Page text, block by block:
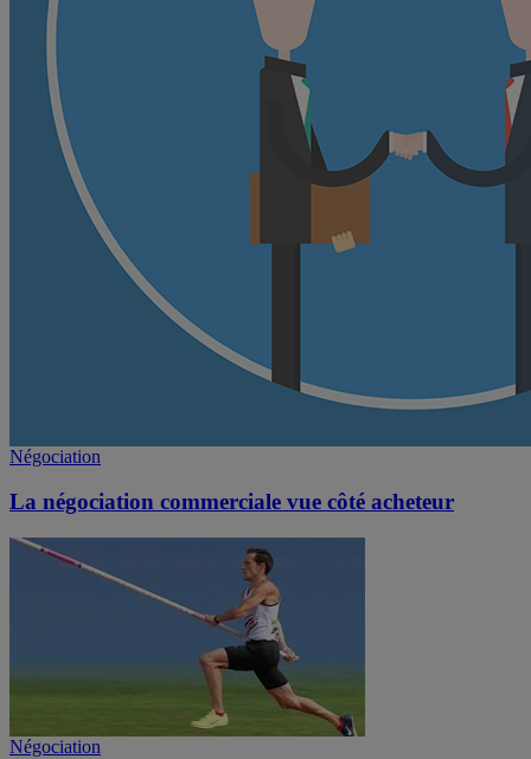
Négociation
La négociation commerciale vue côté acheteur
Négociation